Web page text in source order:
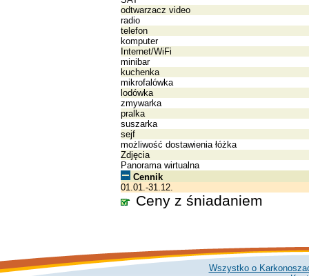
odtwarzacz video
radio
telefon
komputer
Internet/WiFi
minibar
kuchenka
mikrofalówka
lodówka
zmywarka
pralka
suszarka
sejf
możliwość dostawienia łóżka
Zdjęcia
Panorama wirtualna
Cennik
01.01.-31.12.
Ceny z śniadaniem
Wszystko o